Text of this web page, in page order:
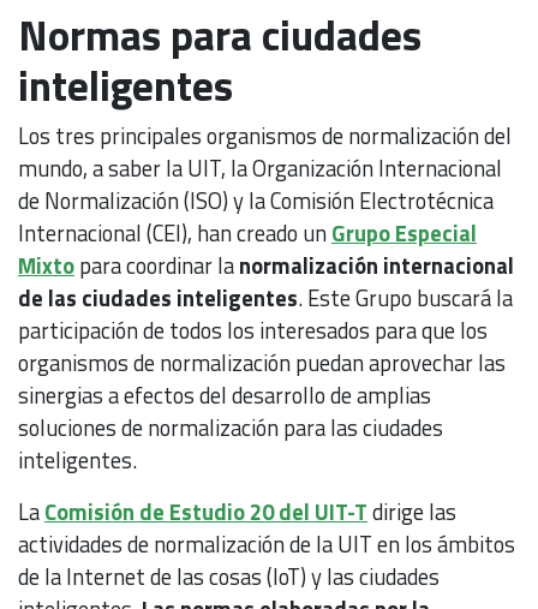
Normas para ciudades
inteligentes
Los tres principales organismos de normalización del
mundo, a saber la UIT, la Organización Internacional
de Normalización (ISO) y la Comisión Electrotécnica
Internacional (CEI), han creado unGrupo Especial
Mixtopara coordinar lanormalización internacional
de las ciudades inteligentes. Este Grupo buscará la
participación de todos los interesados para que los
organismos de normalización puedan aprovechar las
sinergias a efectos del desarrollo de amplias
soluciones de normalización para las ciudades
inteligentes.
LaComisión de Estudio 20 del UIT-Tdirige las
actividades de normalización de la UIT en los ámbitos
de la Internet de las cosas (IoT) y las ciudades